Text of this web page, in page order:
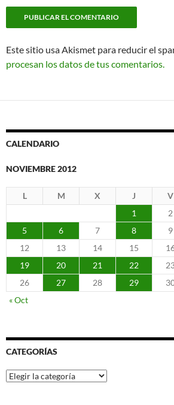
Este sitio usa Akismet para reducir el
procesan los datos de tus comentarios.
CALENDARIO
NOVIEMBRE 2012
L M X J V
1
2
5
6 7 8 9
12
13 14 15
19
20 21 22
26
27 28 29
« Oct
CATEGORÍAS
Categorías